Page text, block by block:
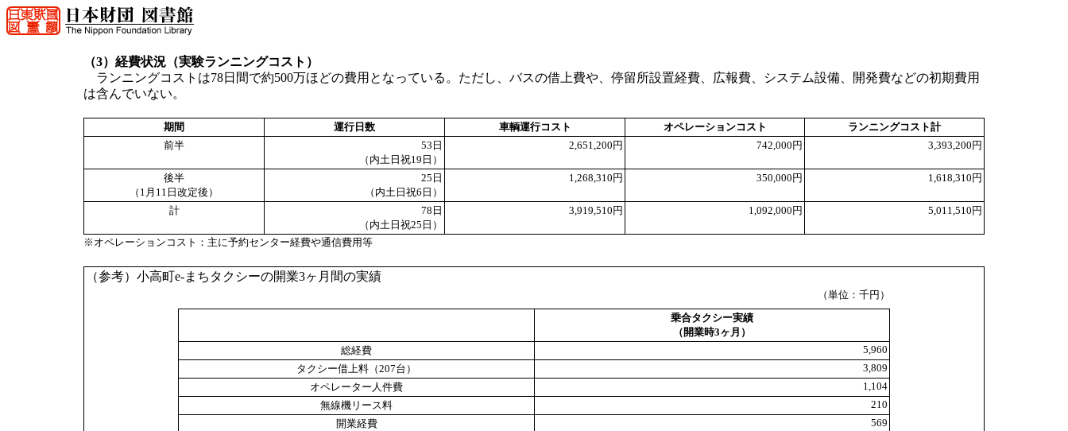
（3）経費状況（実験ランニングコスト）
ランニングコストは78日間で約500万ほどの費用となっている。ただし、バスの借上費や、停留所設置経費、広報費、システム設備、開発費などの初期費用
は含んでいない。
期間 運行日数 車輌運行コスト オペレーションコスト
ランニングコスト計
前半
53日
（内土日祝19日）
2,651,200円 742,000円 3,393,200円
後半
（1月11日改定後）
25日
（内土日祝6日）
1,268,310円 350,000円 1,618,310円
計
78日
（内土日祝25日）
3,919,510円 1,092,000円 5,011,510円
※オペレーションコスト：主に予約センター経費や通信費用等
（参考）小高町e-まちタクシーの開業3ヶ月間の実績
（単位：千円）
乗合タクシー実績
（開業時3ヶ月）
総経費
5,960
タクシー借上料（207台）
3,809
オペレーター人件費
1,104
無線機リース料
210
開業経費
569